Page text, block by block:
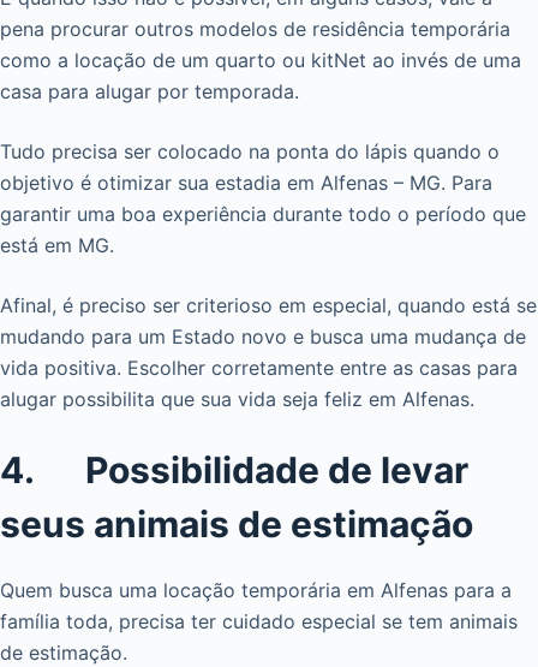
pena procurar outros modelos de residência temporária
como a locação de um quarto ou kitNet ao invés de uma
casa para alugar por temporada.
Tudo precisa ser colocado na ponta do lápis quando o
objetivo é otimizar sua estadia em Alfenas – MG. Para
garantir uma boa experiência durante todo o período que
está em MG.
Afinal, é preciso ser criterioso em especial, quando está se
mudando para um Estado novo e busca uma mudança de
vida positiva. Escolher corretamente entre as casas para
alugar possibilita que sua vida seja feliz em Alfenas.
4. Possibilidade de levar
seus animais de estimação
Quem busca uma locação temporária em Alfenas para a
família toda, precisa ter cuidado especial se tem animais
de estimação.